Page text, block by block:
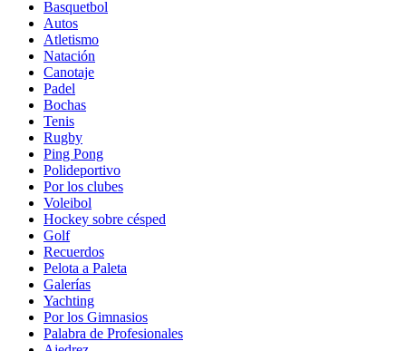
Basquetbol
Autos
Atletismo
Natación
Canotaje
Padel
Bochas
Tenis
Rugby
Ping Pong
Polideportivo
Por los clubes
Voleibol
Hockey sobre césped
Golf
Recuerdos
Pelota a Paleta
Galerías
Yachting
Por los Gimnasios
Palabra de Profesionales